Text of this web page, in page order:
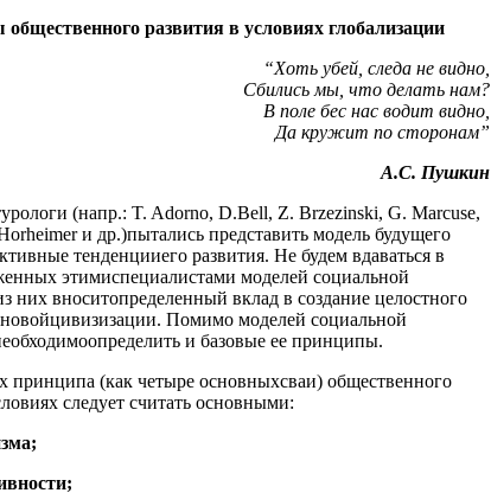
развития в условиях глобализации
“Хоть убей, следа не видно,
Сбились мы, что делать нам?
В поле бес нас водит видно,
Да кружит по сторонам”
А.С. Пушкин
(напр.: T. Adorno, D.Bell, Z. Brzezinski, G. Marcuse,
и др.)пытались представить модель будущего
тенденцииего развития. Не будем вдаваться в
этимиспециалистами моделей социальной
них вноситопределенный вклад в создание целостного
Помимо моделей социальной
и базовые ее принципы.
принципа (как четыре основныхсваи) общественного
следует считать основными: